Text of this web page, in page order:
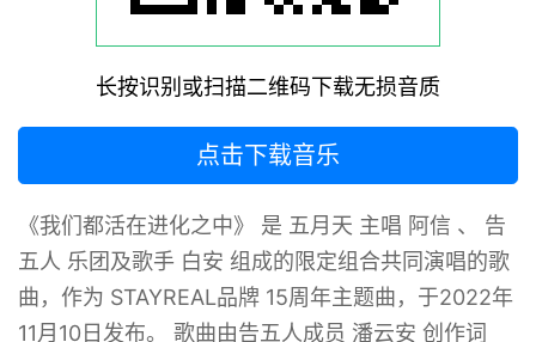
长按识别或扫描二维码下载无损音质
点击下载音乐
《我们都活在进化之中》 是 五月天 主唱 阿信 、 告
五人 乐团及歌手 白安 组成的限定组合共同演唱的歌
曲，作为 STAYREAL品牌 15周年主题曲，于2022年
11月10日发布。 歌曲由告五人成员 潘云安 创作词